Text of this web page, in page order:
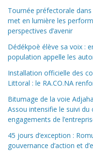
Tournée préfectorale
met en lumière les
perspectives d’avenir
Dédékpoè élève sa voix :
population appelle les
Installation officielle des
Littoral : le RA.CO.NA
Bitumage de la voie
Assou intensifie le suivi
engagements de
45 jours d’exception :
gouvernance d’action et